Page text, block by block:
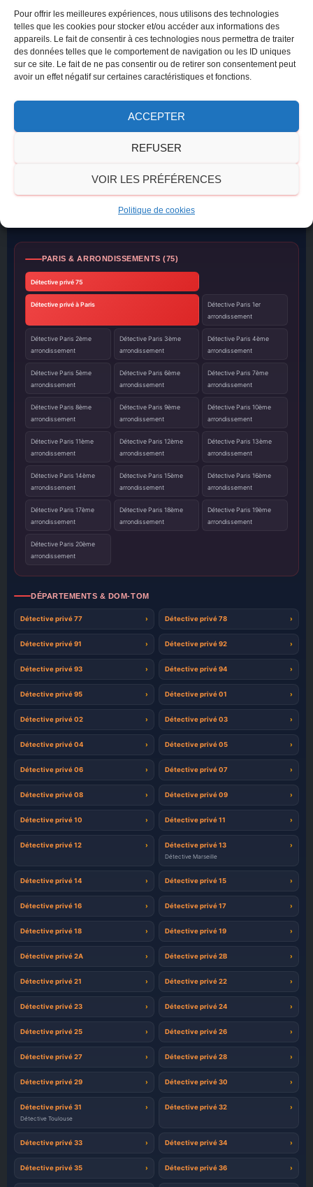
Pour offrir les meilleures expériences, nous utilisons des technologies
telles que les cookies pour stocker et/ou accéder aux informations des
appareils. Le fait de consentir à ces technologies nous permettra de traiter
des données telles que le comportement de navigation ou les ID uniques
sur ce site. Le fait de ne pas consentir ou de retirer son consentement peut
avoir un effet négatif sur certaines caractéristiques et fonctions.
ACCEPTER
REFUSER
VOIR LES PRÉFÉRENCES
Politique de cookies
Nos zones d'intervention
PARIS & ARRONDISSEMENTS (75)
Détective privé 75
Détective privé à Paris
Détective Paris 1er
arrondissement
Détective Paris 2ème
arrondissement
Détective Paris 3ème
arrondissement
Détective Paris 4ème
arrondissement
Détective Paris 5ème
arrondissement
Détective Paris 6ème
arrondissement
Détective Paris 7ème
arrondissement
Détective Paris 8ème
arrondissement
Détective Paris 9ème
arrondissement
Détective Paris 10ème
arrondissement
Détective Paris 11ème
arrondissement
Détective Paris 12ème
arrondissement
Détective Paris 13ème
arrondissement
Détective Paris 14ème
arrondissement
Détective Paris 15ème
arrondissement
Détective Paris 16ème
arrondissement
Détective Paris 17ème
arrondissement
Détective Paris 18ème
arrondissement
Détective Paris 19ème
arrondissement
Détective Paris 20ème
arrondissement
DÉPARTEMENTS & DOM-TOM
Détective privé 77 Détective privé 78
Détective privé 91 Détective privé 92
Détective privé 93 Détective privé 94
Détective privé 95 Détective privé 01
Détective privé 02 Détective privé 03
Détective privé 04 Détective privé 05
Détective privé 06 Détective privé 07
Détective privé 08 Détective privé 09
Détective privé 10 Détective privé 11
Détective privé 12 Détective privé 13
Détective Marseille
Détective privé 14 Détective privé 15
Détective privé 16 Détective privé 17
Détective privé 18 Détective privé 19
Détective privé 2A Détective privé 2B
Détective privé 21 Détective privé 22
Détective privé 23 Détective privé 24
Détective privé 25 Détective privé 26
Détective privé 27 Détective privé 28
Détective privé 29 Détective privé 30
Détective privé 31
Détective Toulouse
Détective privé 32
Détective privé 33 Détective privé 34
Détective privé 35 Détective privé 36